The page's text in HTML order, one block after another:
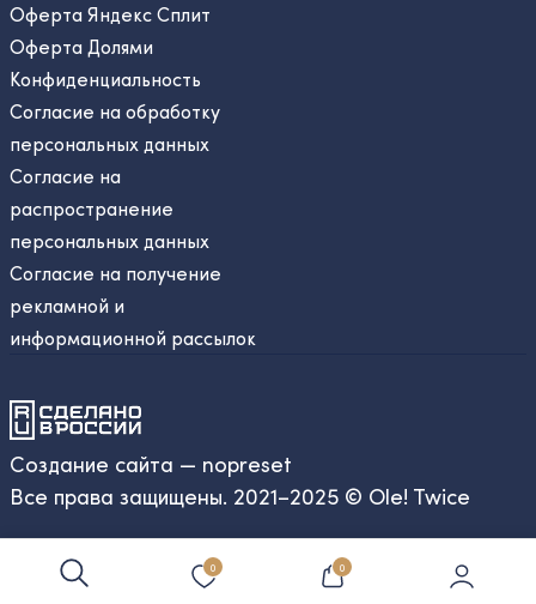
0 0
Оферта Яндекс Сплит
Оферта Долями
Конфиденциальность
Согласие на обработку
персональных данных
Согласие на
распространение
персональных данных
Согласие на получение
рекламной и
информационной рассылок
Создание сайта — nopreset
Все права защищены. 2021–2025 © Ole! Twice